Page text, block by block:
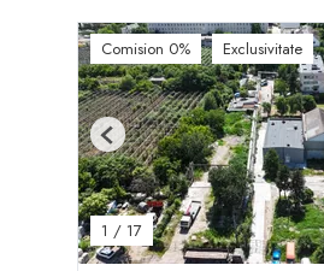
Comision 0% Exclusivitate
1 / 17
Previous